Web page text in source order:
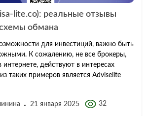
lite.co): реальные отзывы
обмана
для инвестиций, важно быть
К сожалению, не все брокеры,
интернете, действуют в интересах
таких примеров является Adviselite
21 января 2025 32